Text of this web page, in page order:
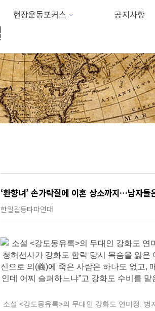
현장운동포커스 공지사항
하위분류
‘환향녀’ 손가락질에 이혼 상소까지…남자
한일갈등타파연대
소설 <강도몽유록>의 무대인 강화도 연미정.